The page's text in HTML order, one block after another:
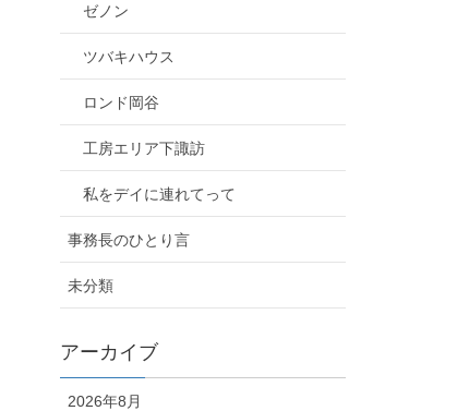
ゼノン
ツバキハウス
ロンド岡谷
工房エリア下諏訪
私をデイに連れてって
事務長のひとり言
未分類
アーカイブ
2026年8月